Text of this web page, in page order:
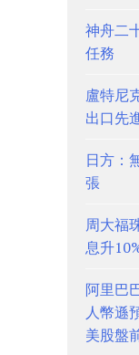
神舟二
任務
盧特尼
出口先
日方：
張
周大福
息升
阿里巴
人幣遜
美股盤